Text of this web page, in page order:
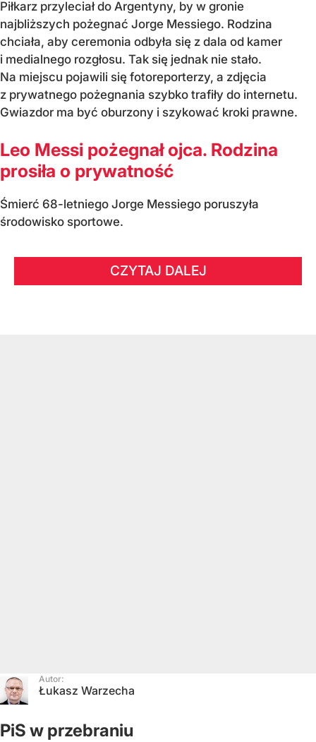
Piłkarz przyleciał do Argentyny, by w gronie
najbliższych pożegnać Jorge Messiego. Rodzina
chciała, aby ceremonia odbyła się z dala od kamer
i medialnego rozgłosu. Tak się jednak nie stało.
Na miejscu pojawili się fotoreporterzy, a zdjęcia
z prywatnego pożegnania szybko trafiły do internetu.
Gwiazdor ma być oburzony i szykować kroki prawne.
Leo Messi pożegnał ojca. Rodzina
prosiła o prywatność
Śmierć 68-letniego Jorge Messiego poruszyła
środowisko sportowe.
CZYTAJ DALEJ
Autor:
Łukasz Warzecha
PiS w przebraniu